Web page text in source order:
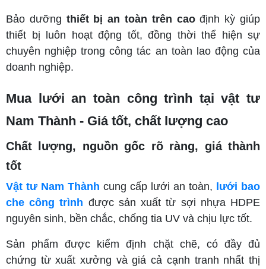
Bảo dưỡng thiết bị an toàn trên caođịnh kỳ giúp
thiết bị luôn hoạt động tốt, đồng thời thể hiện sự
chuyên nghiệp trong công tác an toàn lao động của
doanh nghiệp.
Mua lưới an toàn công trình tại vật tư
Nam Thành - Giá tốt, chất lượng cao
Chất lượng, nguồn gốc rõ ràng, giá thành
tốt
Vật tư Nam Thành cung cấp lưới an toàn, lưới bao
che công trình được sản xuất từ sợi nhựa HDPE
nguyên sinh, bền chắc, chống tia UV và chịu lực tốt.
Sản phẩm được kiểm định chặt chẽ, có đầy đủ
chứng từ xuất xưởng và giá cả cạnh tranh nhất thị